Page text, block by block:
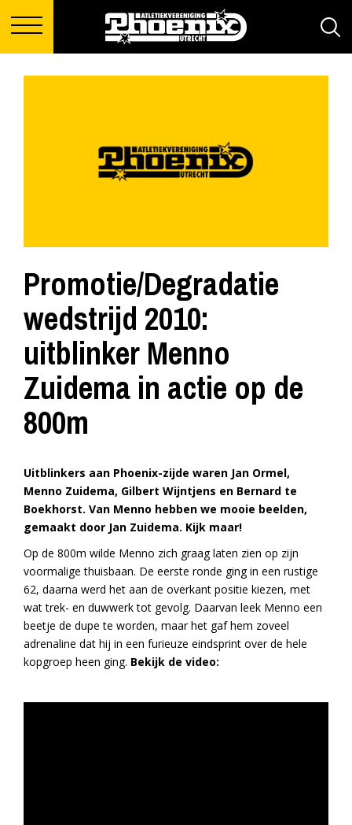
Promotie/Degradatie
wedstrijd 2010:
uitblinker Menno
Zuidema in actie op de
800m
Uitblinkers aan Phoenix-zijde waren Jan Ormel,
Menno Zuidema, Gilbert Wijntjens en Bernard te
Boekhorst. Van Menno hebben we mooie beelden,
gemaakt door Jan Zuidema. Kijk maar!
Op de 800m wilde Menno zich graag laten zien op zijn
voormalige thuisbaan. De eerste ronde ging in een rustige
62, daarna werd het aan de overkant positie kiezen, met
wat trek- en duwwerk tot gevolg. Daarvan leek Menno een
beetje de dupe te worden, maar het gaf hem zoveel
adrenaline dat hij in een furieuze eindsprint over de hele
kopgroep heen ging. Bekijk de video: